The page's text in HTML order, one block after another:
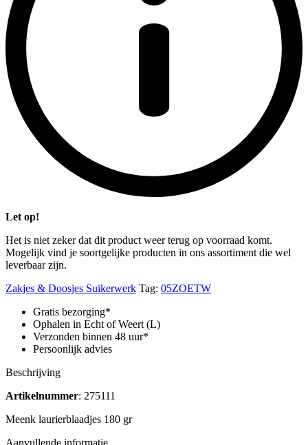
Let op!
Het is niet zeker dat dit product weer terug op voorraad komt.
Mogelijk vind je soortgelijke producten in ons assortiment die wel
leverbaar zijn.
Zakjes & Doosjes Suikerwerk Tag: 05ZOETW
Gratis bezorging*
Ophalen in Echt of Weert (L)
Verzonden binnen 48 uur*
Persoonlijk advies
Beschrijving
Artikelnummer: 275111
Meenk laurierblaadjes 180 gr
Aanvullende informatie